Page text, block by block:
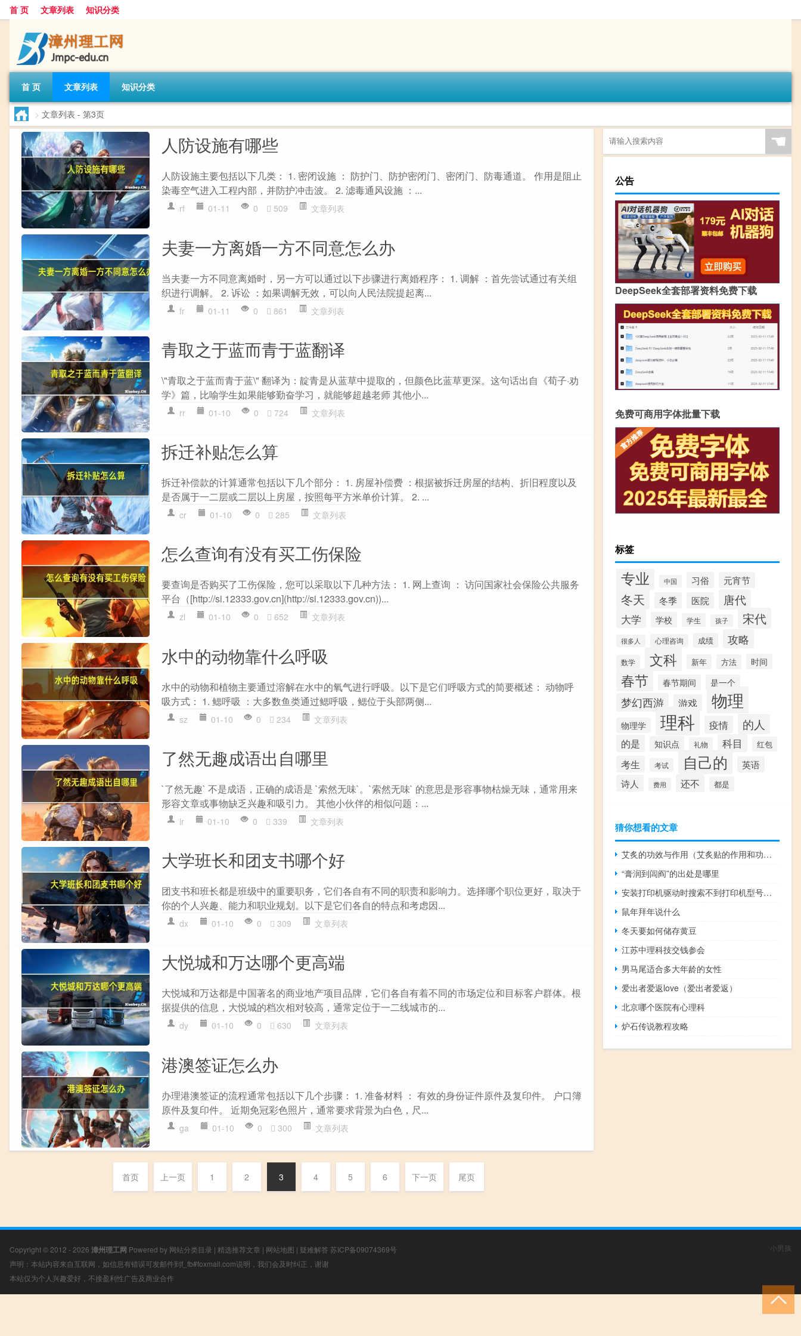
首 页 文章列表 知识分类
首 页 文章列表 知识分类
> 文章列表 - 第3页
人防设施有哪些
人防设施主要包括以下几类： 1. 密闭设施 ： 防护门、防护密闭门、密闭门、防毒通道。 作用是阻止
染毒空气进入工程内部，并防护冲击波。 2. 滤毒通风设施 ：...
rf 01-11 0 509 文章列表
夫妻一方离婚一方不同意怎么办
当夫妻一方不同意离婚时，另一方可以通过以下步骤进行离婚程序： 1. 调解 ：首先尝试通过有关组
织进行调解。 2. 诉讼 ：如果调解无效，可以向人民法院提起离...
fr 01-11 0 861 文章列表
青取之于蓝而青于蓝翻译
\"青取之于蓝而青于蓝\" 翻译为：靛青是从蓝草中提取的，但颜色比蓝草更深。这句话出自《荀子·劝
学》篇，比喻学生如果能够勤奋学习，就能够超越老师 其他小...
rr 01-10 0 724 文章列表
拆迁补贴怎么算
拆迁补偿款的计算通常包括以下几个部分： 1. 房屋补偿费 ：根据被拆迁房屋的结构、折旧程度以及
是否属于一二层或二层以上房屋，按照每平方米单价计算。 2. ...
cr 01-10 0 285 文章列表
怎么查询有没有买工伤保险
要查询是否购买了工伤保险，您可以采取以下几种方法： 1. 网上查询 ： 访问国家社会保险公共服务
平台（[http://si.12333.gov.cn](http://si.12333.gov.cn))...
zl 01-10 0 652 文章列表
水中的动物靠什么呼吸
水中的动物和植物主要通过溶解在水中的氧气进行呼吸。以下是它们呼吸方式的简要概述： 动物呼
吸方式： 1. 鳃呼吸 ：大多数鱼类通过鳃呼吸，鳃位于头部两侧...
sz 01-10 0 234 文章列表
了然无趣成语出自哪里
`了然无趣` 不是成语，正确的成语是 `索然无味`。`索然无味` 的意思是形容事物枯燥无味，通常用来
形容文章或事物缺乏兴趣和吸引力。 其他小伙伴的相似问题：...
lr 01-10 0 339 文章列表
大学班长和团支书哪个好
团支书和班长都是班级中的重要职务，它们各自有不同的职责和影响力。选择哪个职位更好，取决于
你的个人兴趣、能力和职业规划。以下是它们各自的特点和考虑因...
dx 01-10 0 309 文章列表
大悦城和万达哪个更高端
大悦城和万达都是中国著名的商业地产项目品牌，它们各自有着不同的市场定位和目标客户群体。根
据提供的信息，大悦城的档次相对较高，通常定位于一二线城市的...
dy 01-10 0 630 文章列表
港澳签证怎么办
办理港澳签证的流程通常包括以下几个步骤： 1. 准备材料 ： 有效的身份证件原件及复印件。 户口簿
原件及复印件。 近期免冠彩色照片，通常要求背景为白色，尺...
ga 01-10 0 300 文章列表
首页 上一页 1 2 3 4 5 6 下一页 尾页
☚
公告
DeepSeek全套部署资料免费下载
免费可商用字体批量下载
标签
专业 中国 习俗 元宵节
冬天 冬季 医院 唐代
大学 学校 学生 孩子 宋代
很多人 心理咨询 成绩 攻略
数学 文科 新年 方法 时间
春节 春节期间 是一个
梦幻西游 游戏 物理
物理学 理科 疫情 的人
的是 知识点 礼物 科目 红包
考生 考试 自己的 英语
诗人 费用 还不 都是
猜你想看的文章
艾炙的功效与作用（艾炙贴的作用和功效）
“膏润到闾阎”的出处是哪里
安装打印机驱动时搜索不到打印机型号怎么办（安装打印机驱动时搜索不到打印机）
鼠年拜年说什么
冬天要如何储存黄豆
江苏中理科技交钱参会
男马尾适合多大年龄的女性
爱出者爱返love（爱出者爱返）
北京哪个医院有心理科
炉石传说教程攻略
Copyright © 2012 - 2026 漳州理工网 Powered by 网站分类目录 | 精选推荐文章 | 网站地图 | 疑难解答 苏ICP备09074369号
声明：本站内容来自互联网，如信息有错误可发邮件到f_fb#foxmail.com说明，我们会及时纠正，谢谢
本站仅为个人兴趣爱好，不接盈利性广告及商业合作
小男孩